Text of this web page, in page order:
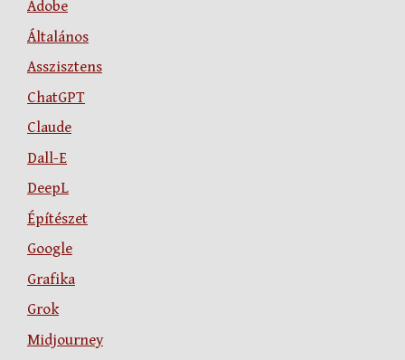
Adobe
Általános
Asszisztens
ChatGPT
Claude
Dall-E
DeepL
Építészet
Google
Grafika
Grok
Midjourney